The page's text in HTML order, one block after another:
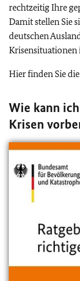
rechtzeitig Ihre
Damit stellen Sie
deutschen
Hier finden Sie die
Wie kann
Krisen